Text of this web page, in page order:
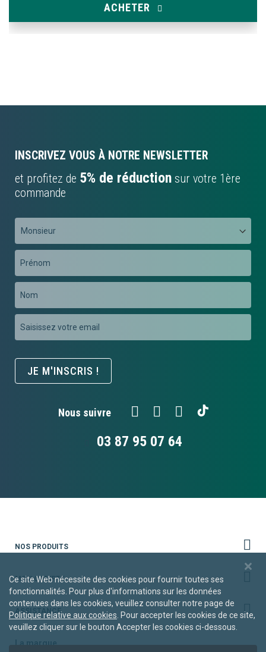
ACHETER
INSCRIVEZ VOUS À NOTRE NEWSLETTER
et profitez de 5% de réduction sur votre 1ère
commande
newsletter
JE M'INSCRIS !
Nous suivre
03 87 95 07 64
NOS PRODUITS
MON COMPTE
ASSISTANCE
La marque
Ce site Web nécessite des cookies pour fournir toutes ses
fonctionnalités. Pour plus d'informations sur les données
contenues dans les cookies, veuillez consulter notre page de
Politique relative aux cookies . Pour accepter les cookies de ce site,
veuillez cliquer sur le bouton Accepter les cookies ci-dessous.